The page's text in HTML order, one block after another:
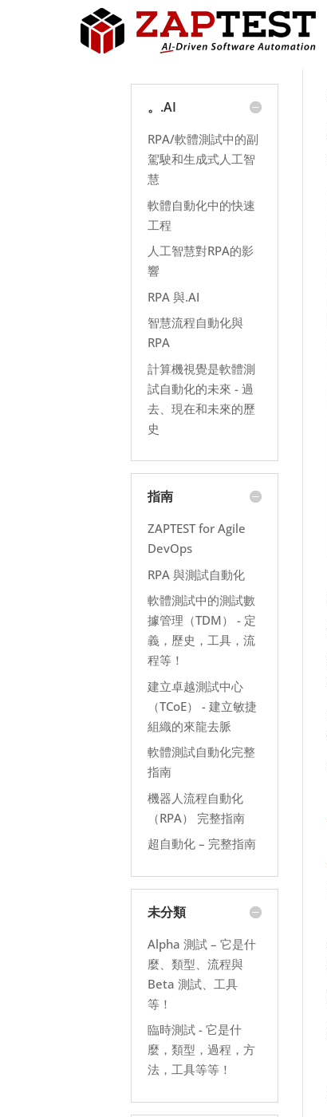
。.AI
RPA/軟體測試中的副
駕駛和生成式人工智
慧
軟體自動化中的快速
工程
人工智慧對RPA的影
響
RPA 與.AI
智慧流程自動化與
RPA
計算機視覺是軟體測
試自動化的未來 - 過
去、現在和未來的歷
史
指南
ZAPTEST for Agile
DevOps
RPA 與測試自動化
軟體測試中的測試數
據管理（TDM） - 定
義，歷史，工具，流
程等！
建立卓越測試中心
（TCoE） - 建立敏捷
組織的來龍去脈
軟體測試自動化完整
指南
機器人流程自動化
（RPA） 完整指南
超自動化 – 完整指南
未分類
Alpha 測試 – 它是什
麼、類型、流程與
Beta 測試、工具
等！
臨時測試 - 它是什
麼，類型，過程，方
法，工具等等！